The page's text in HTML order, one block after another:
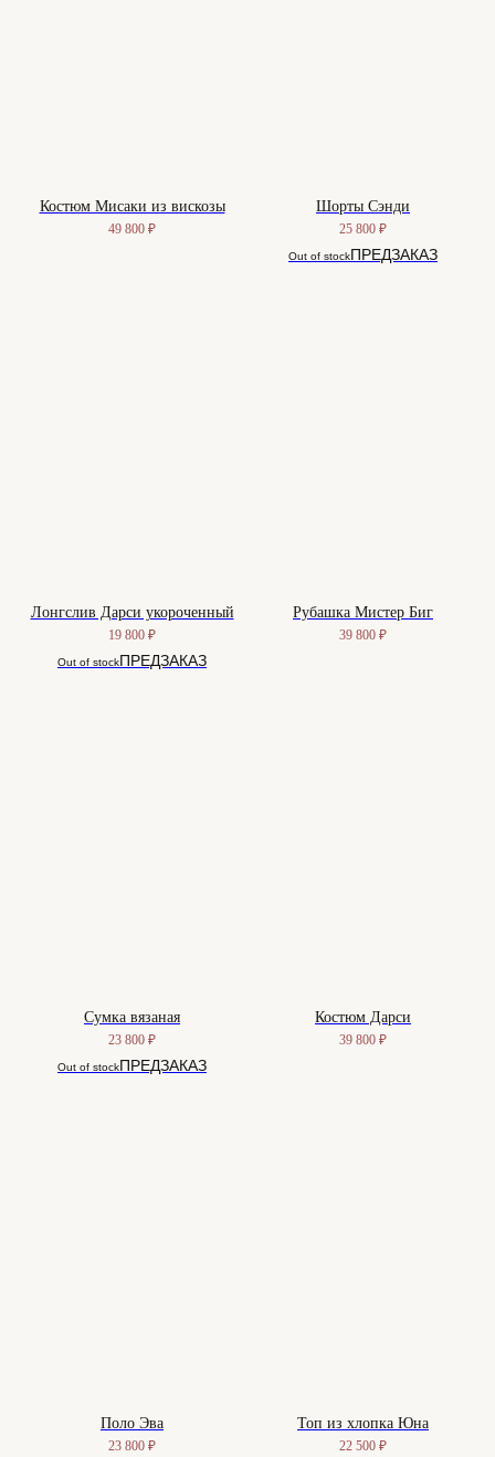
Костюм Мисаки из вискозы
49 800 ₽
Шорты Сэнди
25 800 ₽
Out of stock
Лонгслив Дарси укороченный
19 800 ₽
Out of stock
Рубашка Мистер Биг
39 800 ₽
Сумка вязаная
23 800 ₽
Out of stock
Костюм Дарси
39 800 ₽
Поло Эва
23 800 ₽
Топ из хлопка Юна
22 500 ₽